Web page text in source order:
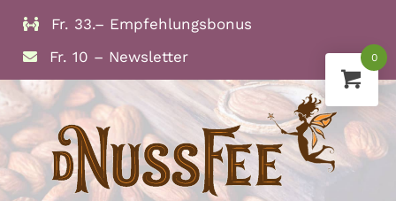
Skip
content
Fr. 33.– Empfehlungsbonus
Fr. 10 – Newsletter
0